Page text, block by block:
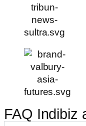
FAQ Indibiz